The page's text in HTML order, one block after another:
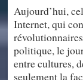
Aujourd’hui,
Internet, qui
politique, le
entre cultures,
seulement la